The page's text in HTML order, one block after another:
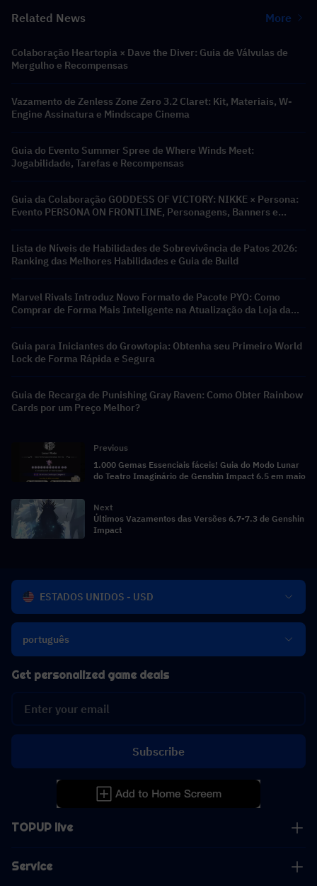
Related News More
Colaboração Heartopia × Dave the Diver: Guia de Válvulas de
Mergulho e Recompensas
Vazamento de Zenless Zone Zero 3.2 Claret: Kit, Materiais, W-
Engine Assinatura e Mindscape Cinema
Guia do Evento Summer Spree de Where Winds Meet:
Jogabilidade, Tarefas e Recompensas
Guia da Colaboração GODDESS OF VICTORY: NIKKE × Persona:
Evento PERSONA ON FRONTLINE, Personagens, Banners e
Lista de Níveis de Habilidades de Sobrevivência de Patos 2026:
Ranking das Melhores Habilidades e Guia de Build
Marvel Rivals Introduz Novo Formato de Pacote PYO: Como
Comprar de Forma Mais Inteligente na Atualização da Loja da
Guia para Iniciantes do Growtopia: Obtenha seu Primeiro World
Lock de Forma Rápida e Segura
Guia de Recarga de Punishing Gray Raven: Como Obter Rainbow
Cards por um Preço Melhor?
Previous
1.000 Gemas Essenciais fáceis! Guia do Modo Lunar
do Teatro Imaginário de Genshin Impact 6.5 em maio
Next
Últimos Vazamentos das Versões 6.7-7.3 de Genshin
Impact
ESTADOS UNIDOS - USD
português
TOPUP live
Service
Get personalized game deals
Subscribe